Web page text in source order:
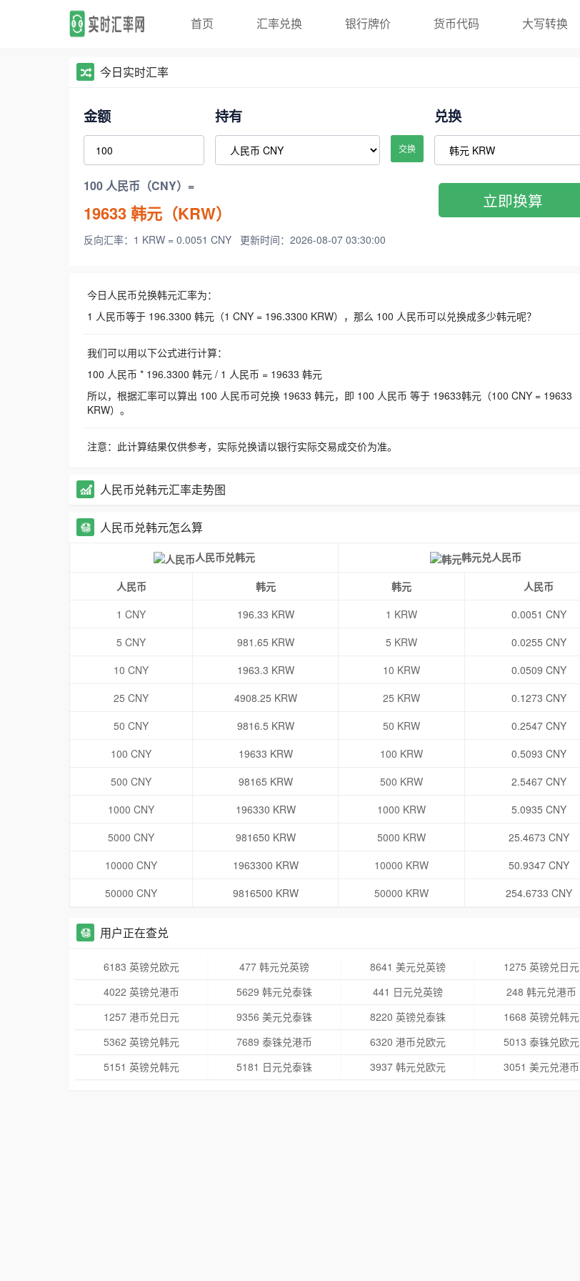
首页 汇率兑换 银行牌价 货币代码 大写转换
今日实时汇率
金额 持有
交换
兑换
100 人民币（CNY）=
19633韩元（KRW）
反向汇率：1 KRW = 0.0051 CNY 更新时间：2026-08-07 03:30:00
立即换算
今日人民币兑换韩元汇率为：
1 人民币等于 196.3300 韩元（1 CNY = 196.3300 KRW），那么 100 人民币可以兑换成多少韩元呢？
我们可以用以下公式进行计算：
100 人民币 * 196.3300 韩元 / 1 人民币 = 19633 韩元
所以，根据汇率可以算出 100 人民币可兑换 19633 韩元，即 100 人民币 等于 19633韩元（100 CNY = 19633
KRW）。
注意：此计算结果仅供参考，实际兑换请以银行实际交易成交价为准。
人民币兑韩元汇率走势图
人民币兑韩元怎么算
人民币兑韩元 韩元兑人民币
人民币 韩元 韩元
人民币
1 CNY
196.33 KRW 1 KRW
0.0051 CNY
5 CNY
981.65 KRW 5 KRW
0.0255 CNY
10 CNY
1963.3 KRW 10 KRW
0.0509 CNY
25 CNY
4908.25 KRW 25 KRW
0.1273 CNY
50 CNY
9816.5 KRW 50 KRW
0.2547 CNY
100 CNY
19633 KRW 100 KRW
0.5093 CNY
500 CNY
98165 KRW 500 KRW
2.5467 CNY
1000 CNY
196330 KRW 1000 KRW
5.0935 CNY
5000 CNY
981650 KRW 5000 KRW
25.4673 CNY
10000 CNY
1963300 KRW 10000 KRW
50.9347 CNY
50000 CNY
9816500 KRW 50000 KRW 254.6733 CNY
用户正在查兑
6183 英镑兑欧元 477 韩元兑英镑 8641 美元兑英镑
1275 英镑兑日元
4022 英镑兑港币
5629 韩元兑泰铢 441 日元兑英镑
248 韩元兑港币
1257 港币兑日元
9356 美元兑泰铢 8220 英镑兑泰铢
1668 英镑兑韩元
5362 英镑兑韩元
7689 泰铢兑港币 6320 港币兑欧元
5013 泰铢兑欧元
5151 英镑兑韩元
5181 日元兑泰铢 3937 韩元兑欧元 3051 美元兑港币